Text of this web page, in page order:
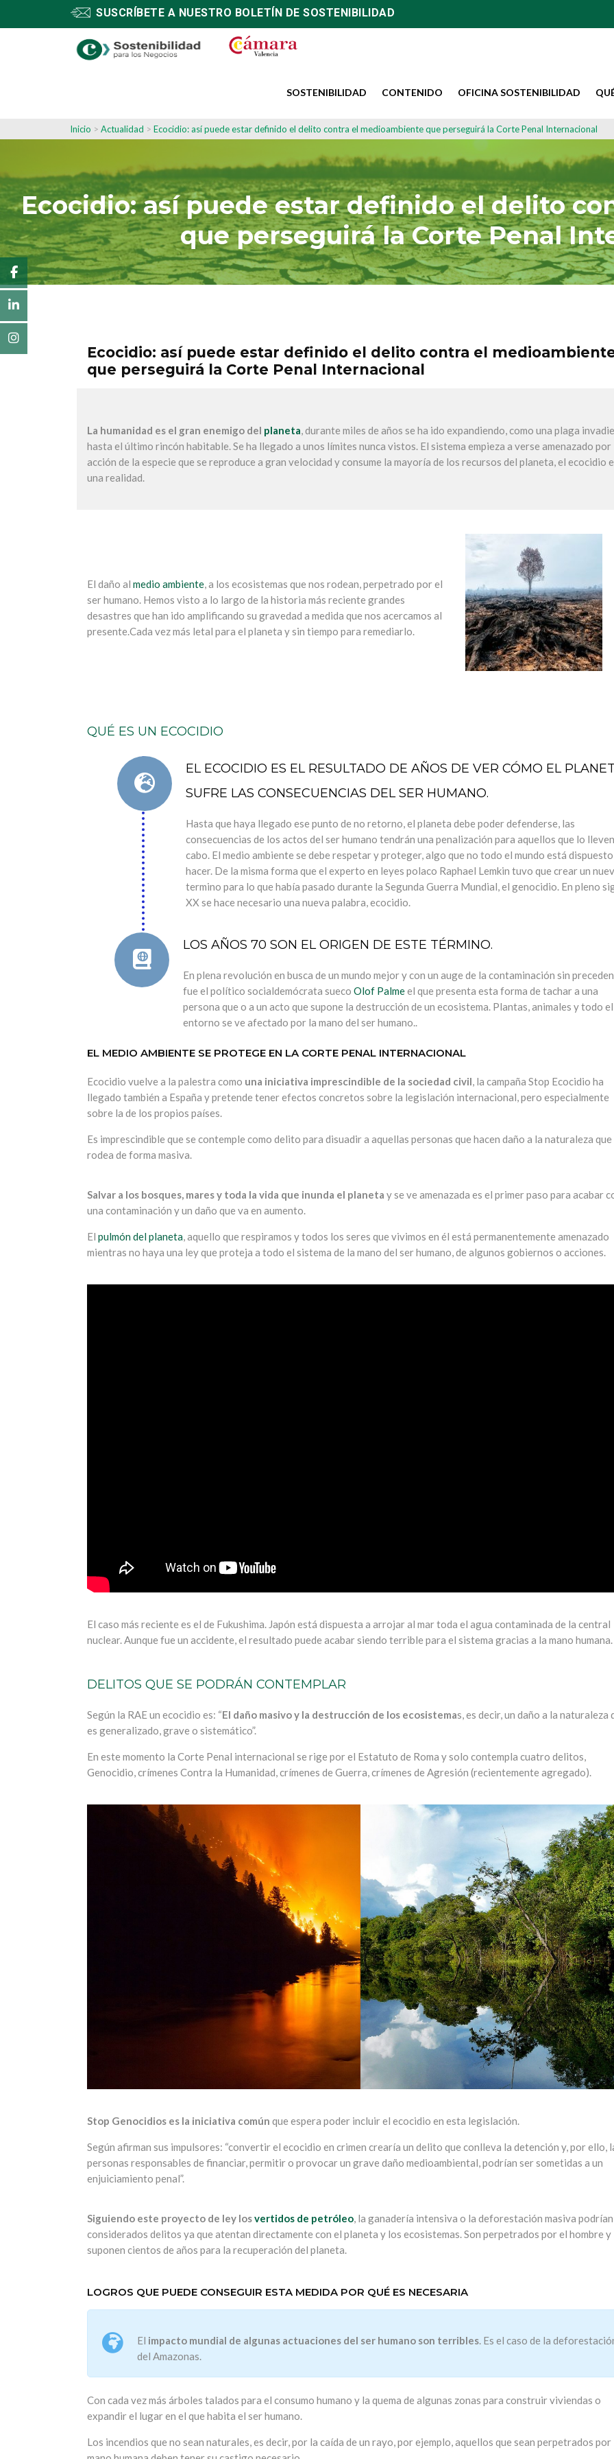
SUSCRÍBETE A NUESTRO BOLETÍN DE SOSTENIBILIDAD
SOSTENIBILIDAD CONTENIDO OFICINA SOSTENIBILIDAD
Inicio > Actualidad > Ecocidio: así puede estar definido el delito contra el medioambiente que perseguirá la Corte Penal Internacional
Ecocidio: así puede estar definido el delito
que perseguirá la Corte Penal
Ecocidio: así puede estar definido el delito contra el
que perseguirá la Corte Penal Internacional
La humanidad es el gran enemigo del planeta, durante miles de años se ha ido expandiendo, como una plaga
hasta el último rincón habitable. Se ha llegado a unos límites nunca vistos. El sistema empieza a verse amenazado por
acción de la especie que se reproduce a gran velocidad y consume la mayoría de los recursos del planeta, el ecocidio
una realidad.
El daño al medio ambiente, a los ecosistemas que nos rodean, perpetrado por el
ser humano. Hemos visto a lo largo de la historia más reciente grandes
desastres que han ido amplificando su gravedad a medida que nos acercamos al
presente.Cada vez más letal para el planeta y sin tiempo para remediarlo.
QUÉ ES UN ECOCIDIO
EL ECOCIDIO ES EL RESULTADO DE AÑOS DE VER CÓMO EL
SUFRE LAS CONSECUENCIAS DEL SER HUMANO.
Hasta que haya llegado ese punto de no retorno, el planeta debe poder defenderse, las
consecuencias de los actos del ser humano tendrán una penalización para aquellos que lo
cabo. El medio ambiente se debe respetar y proteger, algo que no todo el mundo está
hacer. De la misma forma que el experto en leyes polaco Raphael Lemkin tuvo que crear un
termino para lo que había pasado durante la Segunda Guerra Mundial, el genocidio. En pleno
XX se hace necesario una nueva palabra, ecocidio.
LOS AÑOS 70 SON EL ORIGEN DE ESTE TÉRMINO.
En plena revolución en busca de un mundo mejor y con un auge de la contaminación sin
fue el político socialdemócrata sueco Olof Palmeel que presenta esta forma de tachar a una
persona que o a un acto que supone la destrucción de un ecosistema. Plantas, animales y todo el
entorno se ve afectado por la mano del ser humano..
EL MEDIO AMBIENTE SE PROTEGE EN LA CORTE PENAL INTERNACIONAL
Ecocidio vuelve a la palestra como una iniciativa imprescindible de la sociedad civil, la campaña Stop Ecocidio ha
llegado también a España y pretende tener efectos concretos sobre la legislación internacional, pero especialmente
sobre la de los propios países.
Es imprescindible que se contemple como delito para disuadir a aquellas personas que hacen daño a la naturaleza que
rodea de forma masiva.
Salvar a los bosques, mares y toda la vida que inunda el planeta y se ve amenazada es el primer paso para acabar
una contaminación y un daño que va en aumento.
El pulmón del planeta, aquello que respiramos y todos los seres que vivimos en él está permanentemente amenazado
mientras no haya una ley que proteja a todo el sistema de la mano del ser humano, de algunos gobiernos o acciones.
El caso más reciente es el de Fukushima. Japón está dispuesta a arrojar al mar toda el agua contaminada de la central
nuclear. Aunque fue un accidente, el resultado puede acabar siendo terrible para el sistema gracias a la mano humana.
DELITOS QUE SE PODRÁN CONTEMPLAR
Según la RAE un ecocidio es: “El daño masivo y la destrucción de los ecosistemas, es decir, un daño a la naturaleza
es generalizado, grave o sistemático”.
En este momento la Corte Penal internacional se rige por el Estatuto de Roma y solo contempla cuatro delitos,
Genocidio, crímenes Contra la Humanidad, crímenes de Guerra, crímenes de Agresión (recientemente agregado).
Stop Genocidios es la iniciativa común que espera poder incluir el ecocidio en esta legislación.
Según afirman sus impulsores: “convertir el ecocidio en crimen crearía un delito que conlleva la detención y, por ello,
personas responsables de financiar, permitir o provocar un grave daño medioambiental, podrían ser sometidas a un
enjuiciamiento penal”.
Siguiendo este proyecto de ley losvertidos de petróleo , la ganadería intensiva o la deforestación masiva
considerados delitos ya que atentan directamente con el planeta y los ecosistemas. Son perpetrados por el hombre y
suponen cientos de años para la recuperación del planeta.
LOGROS QUE PUEDE CONSEGUIR ESTA MEDIDA POR QUÉ ES NECESARIA
El impacto mundial de algunas actuaciones del ser humano son terribles . Es el caso de la
del Amazonas.
Con cada vez más árboles talados para el consumo humano y la quema de algunas zonas para construir viviendas o
expandir el lugar en el que habita el ser humano.
Los incendios que no sean naturales, es decir, por la caída de un rayo, por ejemplo, aquellos que sean perpetrados por